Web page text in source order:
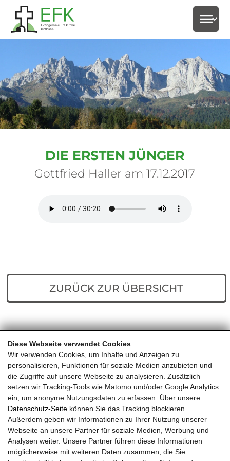
Diese Webseite verwendet Cookies
Wir verwenden Cookies, um Inhalte und Anzeigen zu
personalisieren, Funktionen für soziale Medien anzubieten und
die Zugriffe auf unsere Webseite zu analysieren. Zusätzlich
setzen wir Tracking-Tools wie Matomo und/oder Google Analytics
ein, um anonyme Nutzungsdaten zu erfassen. Über unsere
Datenschutz-Seite können Sie das Tracking blockieren.
Außerdem geben wir Informationen zu Ihrer Nutzung unserer
Webseite an unsere Partner für soziale Medien, Werbung und
Analysen weiter. Unsere Partner führen diese Informationen
möglicherweise mit weiteren Daten zusammen, die Sie
select-
DIE ERSTEN JÜNGER
Gottfried Haller am 17.12.2017
ZURÜCK ZUR ÜBERSICHT
Home Predigten Die ersten Jünger
EVANGELIKALE FREIKIRCHE
KITZBÜHEL
Almdorf 23, 6380 St. Johann in Tirol